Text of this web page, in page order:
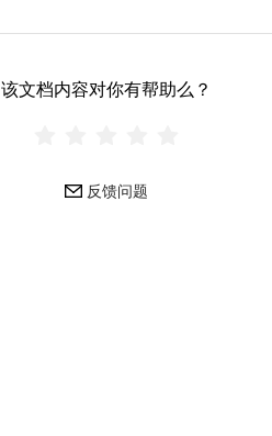
该文档内容对你有帮助么？
反馈问题